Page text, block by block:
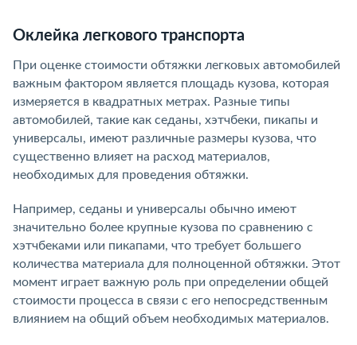
Оклейка легкового транспорта
При оценке стоимости обтяжки легковых автомобилей
важным фактором является площадь кузова, которая
измеряется в квадратных метрах. Разные типы
автомобилей, такие как седаны, хэтчбеки, пикапы и
универсалы, имеют различные размеры кузова, что
существенно влияет на расход материалов,
необходимых для проведения обтяжки.
Например, седаны и универсалы обычно имеют
значительно более крупные кузова по сравнению с
хэтчбеками или пикапами, что требует большего
количества материала для полноценной обтяжки. Этот
момент играет важную роль при определении общей
стоимости процесса в связи с его непосредственным
влиянием на общий объем необходимых материалов.